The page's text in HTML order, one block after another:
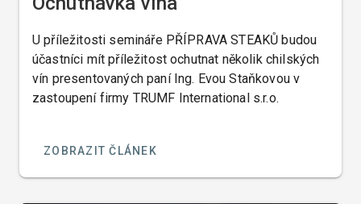
U příležitosti semináře PŘÍPRAVA STEAKŮ budou
účastníci mít příležitost ochutnat několik chilských
vín presentovaných paní Ing. Evou Staňkovou v
zastoupení firmy TRUMF International s.r.o.
ZOBRAZIT ČLÁNEK